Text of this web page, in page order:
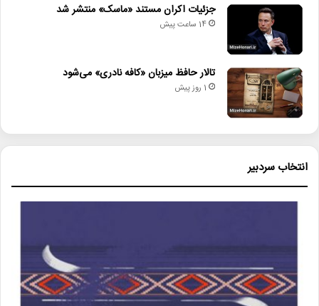
جزئیات اکران مستند «ماسک» منتشر شد
14 ساعت پیش
تالار حافظ میزبان «کافه نادری» می‌شود
1 روز پیش
انتخاب سردبیر